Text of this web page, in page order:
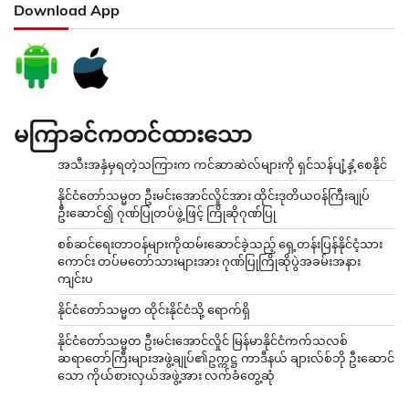
Download App
မကြာခင်ကတင်ထားသော
အသီးအနှံမှရတဲ့သကြားက ကင်ဆာဆဲလ်များကို ရှင်သန်ပျံ့နှံ့စေနိုင်
နိုင်ငံတော်သမ္မတ ဦးမင်းအောင်လှိုင်အား ထိုင်းဒုတိယဝန်ကြီးချုပ်
ဦးဆောင်၍ ဂုဏ်ပြုတပ်ဖွဲ့ဖြင့် ကြိုဆိုဂုဏ်ပြု
စစ်ဆင်ရေးတာဝန်များကိုထမ်းဆောင်ခဲ့သည့် ရှေ့တန်းပြန်နိုင်ငံ့သား
ကောင်း တပ်မတော်သားများအား ဂုဏ်ပြုကြိုဆိုပွဲအခမ်းအနား
ကျင်းပ
နိုင်ငံတော်သမ္မတ ထိုင်းနိုင်ငံသို့ ရောက်ရှိ
နိုင်ငံတော်သမ္မတ ဦးမင်းအောင်လှိုင် မြန်မာနိုင်ငံကက်သလစ်
ဆရာတော်ကြီးများအဖွဲ့ချုပ်၏ဥက္ကဋ္ဌ ကာဒီနယ် ချားလ်စ်ဘို ဦးဆောင်
သော ကိုယ်စားလှယ်အဖွဲ့အား လက်ခံတွေ့ဆုံ